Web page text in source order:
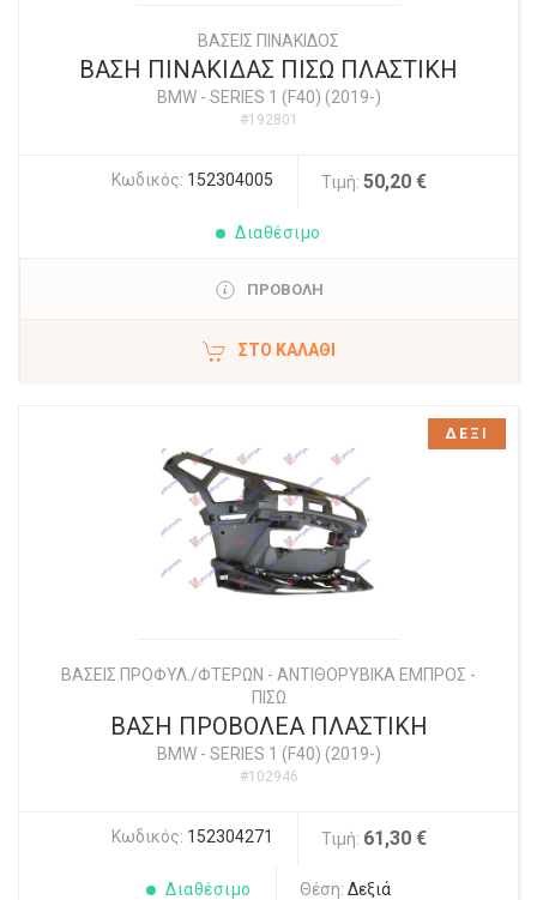
ΒΑΣΕΙΣ ΠΙΝΑΚΙΔΟΣ
ΒΑΣΗ ΠΙΝΑΚΙΔΑΣ ΠΙΣΩ ΠΛΑΣΤΙΚΗ
BMW- SERIES 1 (F40) (2019-)
#192801
Κωδικός: 152304005 Τιμή: 50,20 €
Διαθέσιμο
ΠΡΟΒΟΛΗ
ΣΤΟ ΚΑΛΆΘΙ
ΒΑΣΕΙΣ ΠΡΟΦΥΛ./ΦΤΕΡΩΝ - ΑΝΤΙΘΟΡΥΒΙΚΑ ΕΜΠΡΟΣ -
ΠΙΣΩ
ΒΑΣΗ ΠΡΟΒΟΛΕΑ ΠΛΑΣΤΙΚΗ
BMW- SERIES 1 (F40) (2019-)
#102946
Κωδικός: 152304271 Τιμή: 61,30 €
Διαθέσιμο Θέση: Δεξιά
ΔΕΞΙ